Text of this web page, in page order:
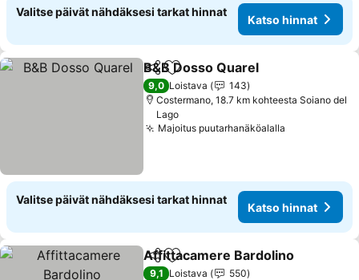
Valitse päivät nähdäksesi tarkat hinnat
Katso hinnat
Jaa Lisää suosikkeihin
B&B Dosso Quarel
9,0 Loistava
143
Costermano, 18.7 km kohteesta Soiano del
Lago
Majoitus puutarhanäköalalla
Valitse päivät nähdäksesi tarkat hinnat
Katso hinnat
Jaa Lisää suosikkeihin
Affittacamere Bardolino
9,1 Loistava
550